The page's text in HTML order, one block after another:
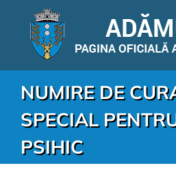
NUMIRE DE
SPECIAL
PSIHIC